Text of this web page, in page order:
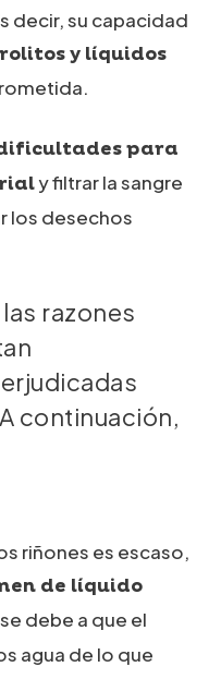
decir, su capacidad
y líquidos
para
y filtrar la sangre
los desechos
razones
continuación,
riñones es escaso,
de líquido
debe a que el
agua de lo que